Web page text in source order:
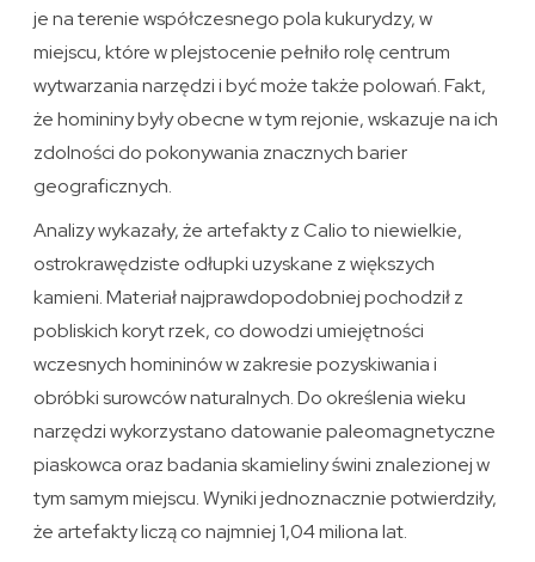
je na terenie współczesnego pola kukurydzy, w
miejscu, które w plejstocenie pełniło rolę centrum
wytwarzania narzędzi i być może także polowań. Fakt,
że homininy były obecne w tym rejonie, wskazuje na ich
zdolności do pokonywania znacznych barier
geograficznych.
Analizy wykazały, że artefakty z Calio to niewielkie,
ostrokrawędziste odłupki uzyskane z większych
kamieni. Materiał najprawdopodobniej pochodził z
pobliskich koryt rzek, co dowodzi umiejętności
wczesnych homininów w zakresie pozyskiwania i
obróbki surowców naturalnych. Do określenia wieku
narzędzi wykorzystano datowanie paleomagnetyczne
piaskowca oraz badania skamieliny świni znalezionej w
tym samym miejscu. Wyniki jednoznacznie potwierdziły,
że artefakty liczą co najmniej 1,04 miliona lat.